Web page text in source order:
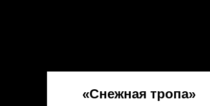
«Снежная тропа»